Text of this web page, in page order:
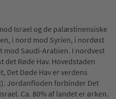
Israel og de palæstinensiske
i nord mod Syrien, i nordøst
mod Saudi-Arabien. I nordvest
det Røde Hav. Hovedstaden
Det Døde Hav er verdens
Jordanfloden forbinder Det
Ca. 80% af landet er ørken.